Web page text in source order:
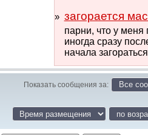
загорается
парни, что у меня
иногда сразу
начала
Показать сообщения за: